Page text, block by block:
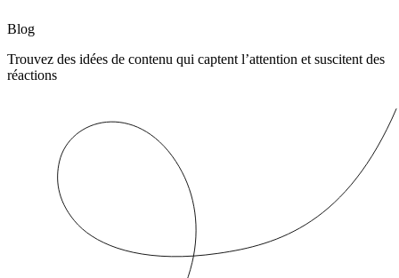
Blog
Trouvez des idées de contenu qui captent l’attention et suscitent des
réactions